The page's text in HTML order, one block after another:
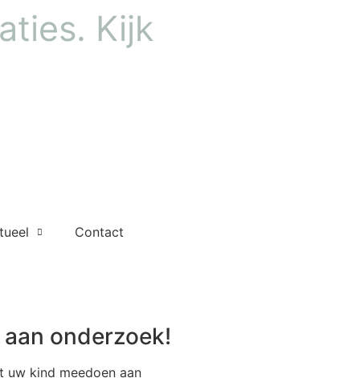
Kijk
Contact
onderzoek!
uw kind meedoen aan